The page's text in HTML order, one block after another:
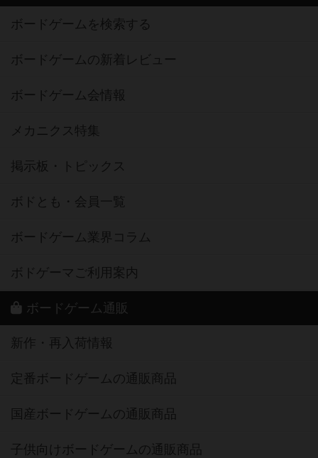
ボードゲームを検索する
ボードゲームの新着レビュー
ボードゲーム会情報
メカニクス特集
掲示板・トピックス
ボドとも・会員一覧
ボードゲーム業界コラム
ボドゲーマご利用案内
ボードゲーム通販
新作・再入荷情報
定番ボードゲームの通販商品
国産ボードゲームの通販商品
子供向けボードゲームの通販商品